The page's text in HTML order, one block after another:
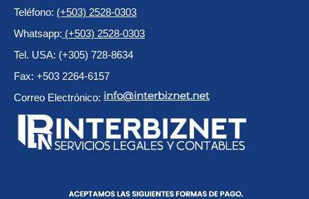
Teléfono: (+503) 2528-0303
Whatsapp: (+503) 2528-0303
Tel. USA: (+305) 728-8634
Fax: +503 2264-6157
Correo Electrónico: